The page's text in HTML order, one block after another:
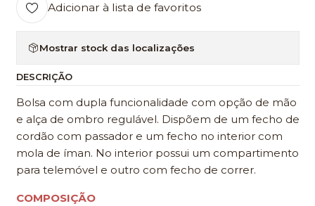
Adicionar à lista de favoritos
Mostrar stock das localizações
DESCRIÇÃO
Bolsa com dupla funcionalidade com opção de mão
e alça de ombro regulável. Dispõem de um fecho de
cordão com passador e um fecho no interior com
mola de íman. No interior possui um compartimento
para telemóvel e outro com fecho de correr.
COMPOSIÇÃO